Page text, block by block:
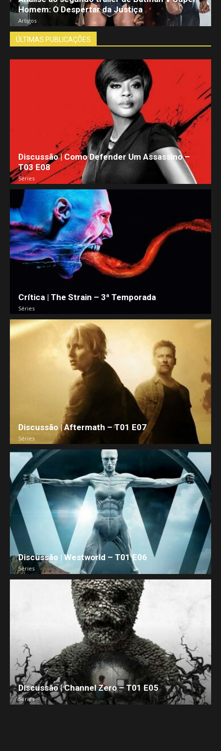
Homem: O Despertar da Justiça
Artigos
ÚLTIMAS PUBLICAÇÕES
Discussão | Como Defender Um Assassino –
T03 E08
Séries
Crítica | The Strain – 3ª Temporada
Séries
Discussão | Aftermath – T01 E07
Séries
Discussão | Westworld – T01 E06
Séries
Discussão | Channel Zero – T01 E05
Séries